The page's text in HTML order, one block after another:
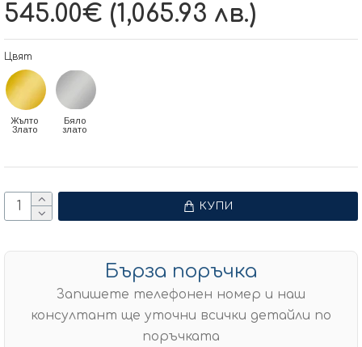
545.00€ (1,065.93 лв.)
Цвят
Жълто
Злато
Бяло
злато
КУПИ
Бърза поръчка
Запишете телефонен номер и наш
консултант ще уточни всички детайли по
поръчката